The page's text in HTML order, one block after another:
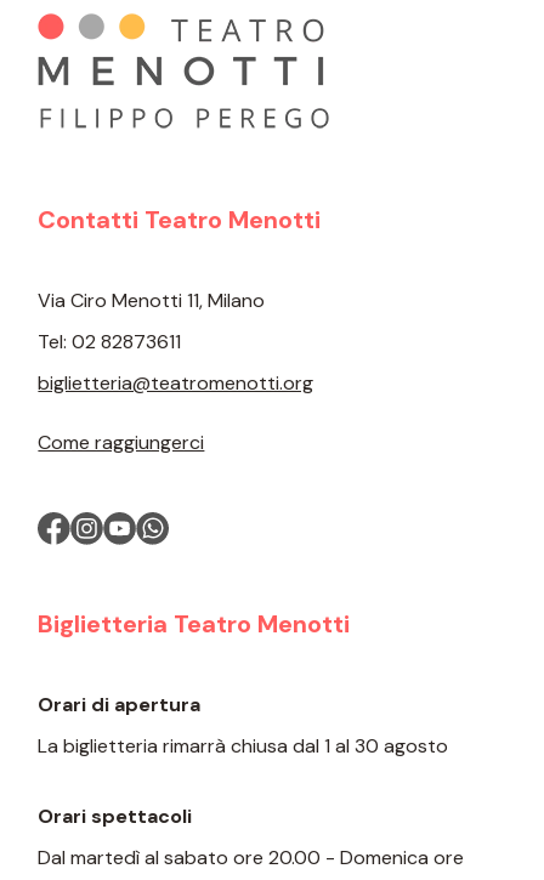
Contatti Teatro Menotti
Via Ciro Menotti 11, Milano
Tel:02 82873611
biglietteria@teatromenotti.org
Come raggiungerci
Biglietteria Teatro Menotti
Orari di apertura
La biglietteria rimarrà chiusa dal 1 al 30 agosto
Orari spettacoli
Dal martedì al sabato ore 20.00 - Domenica ore